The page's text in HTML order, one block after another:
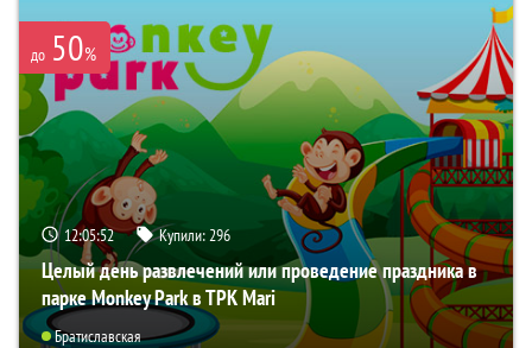
до 50%
12:05:50 Купили:296
Целый день развлечений или проведение праздника в
парке Monkey Park в ТРК Mari
Братиславская